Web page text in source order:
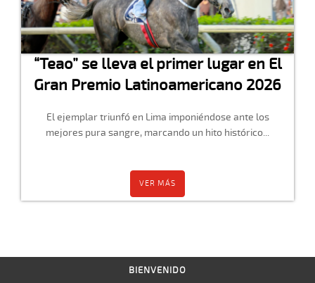
“Teao” se lleva el primer lugar en El
Gran Premio Latinoamericano 2026
El ejemplar triunfó en Lima imponiéndose ante los
mejores pura sangre, marcando un hito histórico...
VER MÁS
BIENVENIDO